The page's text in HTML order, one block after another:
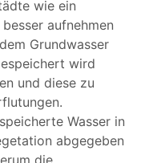
wie ein
aufnehmen
Grundwasser
wird
und diese zu
Wasser in
abgegeben
die